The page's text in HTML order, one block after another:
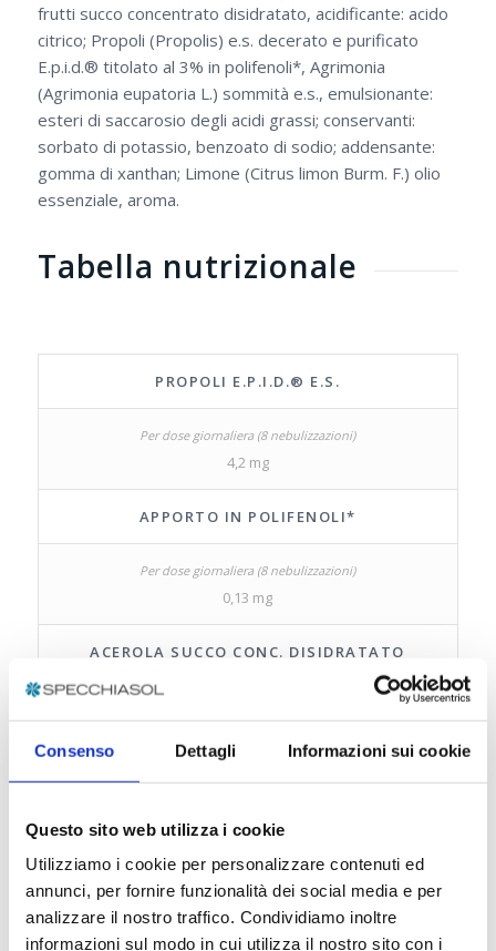
Consenso Dettagli Informazioni sui cookie
Questo sito web utilizza i cookie
Utilizziamo i cookie per personalizzare contenuti ed
annunci, per fornire funzionalità dei social media e per
analizzare il nostro traffico. Condividiamo inoltre
informazioni sul modo in cui utilizza il nostro sito con i
frutti succo concentrato disidratato, acidificante: acido
citrico; Propoli (Propolis) e.s. decerato e purificato
E.p.i.d.® titolato al 3% in polifenoli*, Agrimonia
(Agrimonia eupatoria L.) sommità e.s., emulsionante:
esteri di saccarosio degli acidi grassi; conservanti:
sorbato di potassio, benzoato di sodio; addensante:
gomma di xanthan; Limone (Citrus limon Burm. F.) olio
essenziale, aroma.
Tabella nutrizionale
PROPOLI E.P.I.D.® E.S.
4,2 mg
APPORTO IN POLIFENOLI*
0,13 mg
ACEROLA SUCCO CONC. DISIDRATATO
AGRIMONIA E.S.
4 mg
LIMONE O.E.